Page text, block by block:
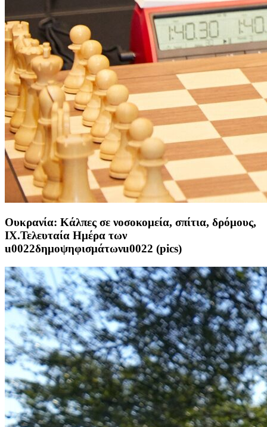
Ουκρανία: Κάλπες σε νοσοκομεία, σπίτια, δρόμους,
ΙΧ.Τελευταία Ημέρα των
u0022δημοψηφισμάτωνu0022 (pics)